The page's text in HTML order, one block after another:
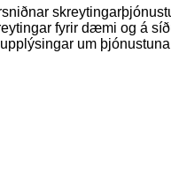
fyrir dæmi og á
um